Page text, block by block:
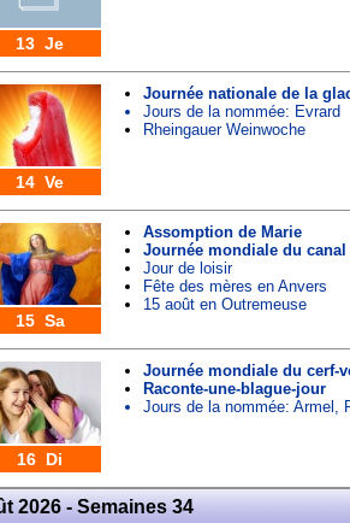
13 Je
14 Ve
Journée nationale de la
Jours de la nommée: Evrard
Rheingauer Weinwoche
15 Sa
Assomption de Marie
Journée mondiale du canal
Jour de loisir
Fête des mères en Anvers
15 août en Outremeuse
16 Di
Journée mondiale du cerf-
Raconte-une-blague-jour
Jours de la nommée: Armel ,
2026 - Semaines 34